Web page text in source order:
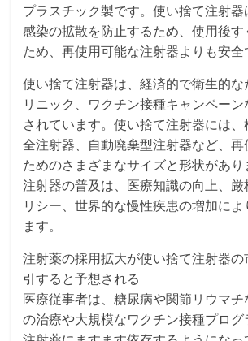
プラスチック製です。使い捨て注射
感染の拡散を防止するため、使用後
ため、再使用可能な注射器よりも安全
使い捨て注射器は、経済的で衛生的な
リニック、ワクチン接種キャンペー
されています。使い捨て注射器には
全注射器、自動廃棄型注射器など、再
ためのさまざまなサイズと形状があ
注射器の普及は、医療知識の向上、
リシー、世界的な慢性疾患の増加に
ます。
注射薬の採用拡大が使い捨て注射器
引すると予想される
医療従事者は、糖尿病や関節リウマ
の治療や大規模なワクチン接種プログ